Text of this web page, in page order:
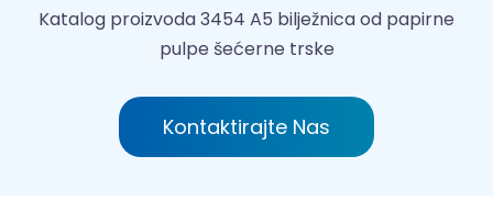
Katalog proizvoda3454 A5 bilježnica od papirne
pulpe šećerne trske
Kontaktirajte Nas